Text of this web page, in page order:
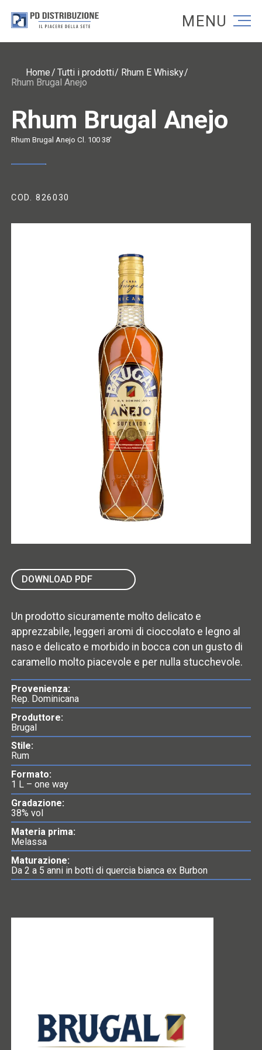
Torna alla homepage
Home Tutti i prodotti
Rhum E Whisky
Rhum Brugal Anejo
Rhum Brugal Anejo
Rhum Brugal Anejo Cl. 100 38'
COD. 826030
DOWNLOAD PDF
Un prodotto sicuramente molto delicato e
apprezzabile, leggeri aromi di cioccolato e legno al
naso e delicato e morbido in bocca con un gusto di
caramello molto piacevole e per nulla stucchevole.
Provenienza:
Rep. Dominicana
Produttore:
Brugal
Stile:
Rum
Formato:
1 L – one way
Gradazione:
38% vol
Materia prima:
Melassa
Maturazione:
Da 2 a 5 anni in botti di quercia bianca ex Burbon